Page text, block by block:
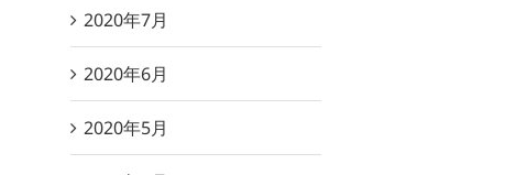
2020年7月
2020年6月
2020年5月